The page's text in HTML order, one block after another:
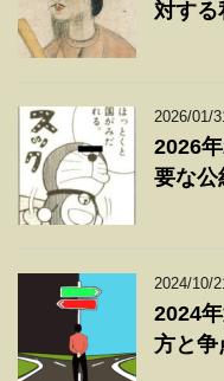
対す
2026/01/
2026
要な公
2024/10/
2024
方と争